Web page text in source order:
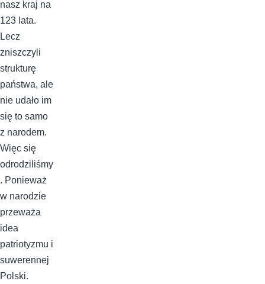
nasz kraj na
123 lata.
Lecz
zniszczyli
strukturę
państwa, ale
nie udało im
się to samo
z narodem.
Więc się
odrodziliśmy
. Ponieważ
w narodzie
przeważa
idea
patriotyzmu i
suwerennej
Polski.